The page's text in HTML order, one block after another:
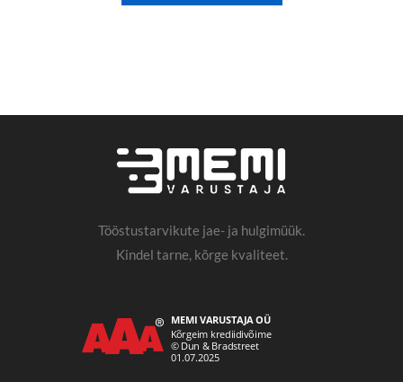
Tööstustarvikute jae- ja hulgimüük.
Kindel tarne, kõrge kvaliteet.